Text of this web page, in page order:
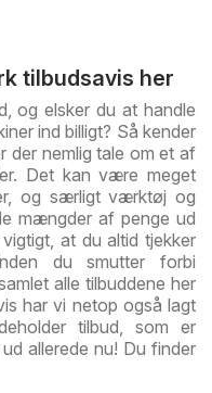
tilbudsavis her
og elsker du at handle
ind billigt? Så kender
der nemlig tale om et af
Det kan være meget
og særligt værktøj og
mængder af penge ud
at du altid tjekker
du smutter forbi
alle tilbuddene her
har vi netop også lagt
tilbud, som er
allerede nu! Du finder